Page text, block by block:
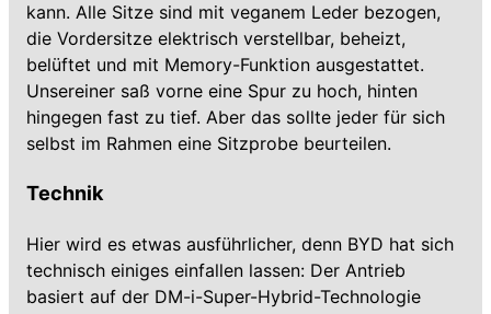
kann. Alle Sitze sind mit veganem Leder bezogen,
die Vordersitze elektrisch verstellbar, beheizt,
belüftet und mit Memory-Funktion ausgestattet.
Unsereiner saß vorne eine Spur zu hoch, hinten
hingegen fast zu tief. Aber das sollte jeder für sich
selbst im Rahmen eine Sitzprobe beurteilen.
Technik
Hier wird es etwas ausführlicher, denn BYD hat sich
technisch einiges einfallen lassen: Der Antrieb
basiert auf der DM-i-Super-Hybrid-Technologie